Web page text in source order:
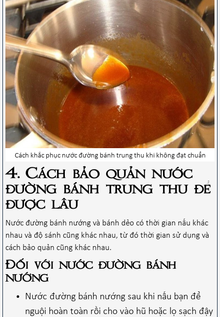
Cách khắc phục nước đường bánh trung thu khi không đạt chuẩn
4. Cách bảo quản nước
đường bánh trung thu để
được lâu
Nước đường bánh nướng và bánh dẻo có thời gian nấu khác
nhau và độ sánh cũng khác nhau, từ đó thời gian sử dụng và
cách bảo quản cũng khác nhau.
Đối với nước đường bánh
nướng
Nước đường bánh nướng sau khi nấu bạn để
nguội hoàn toàn rồi cho vào hũ hoặc lọ sạch đậy